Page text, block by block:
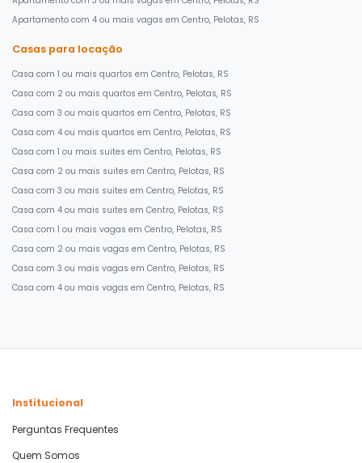
Apartamento com 4 ou mais vagas em Centro, Pelotas, RS
Casas para locação
Casa com 1 ou mais quartos em Centro, Pelotas, RS
Casa com 2 ou mais quartos em Centro, Pelotas, RS
Casa com 3 ou mais quartos em Centro, Pelotas, RS
Casa com 4 ou mais quartos em Centro, Pelotas, RS
Casa com 1 ou mais suites em Centro, Pelotas, RS
Casa com 2 ou mais suites em Centro, Pelotas, RS
Casa com 3 ou mais suites em Centro, Pelotas, RS
Casa com 4 ou mais suites em Centro, Pelotas, RS
Casa com 1 ou mais vagas em Centro, Pelotas, RS
Casa com 2 ou mais vagas em Centro, Pelotas, RS
Casa com 3 ou mais vagas em Centro, Pelotas, RS
Casa com 4 ou mais vagas em Centro, Pelotas, RS
Institucional
Perguntas Frequentes
Quem Somos